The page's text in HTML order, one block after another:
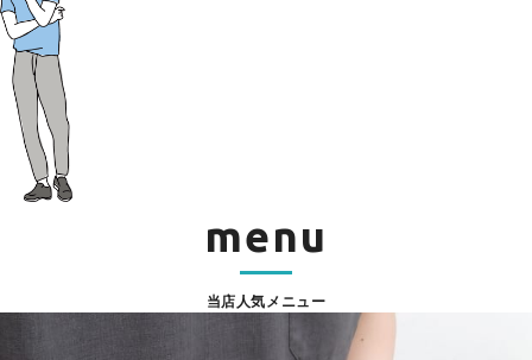
menu
当店人気メニュー